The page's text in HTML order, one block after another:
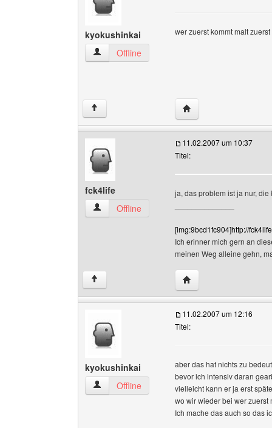
kyokushinkai
kyokushinkai Benutzer-Profile anzeigen
Offline
wer zuerst kommt malt zuerst
↑ Website dieses
fck4life
fck4life Benutzer-Profile anzeigen
Offline
11.02.2007 um 10:37
Titel:
ja, das problem ist ja nur,
[img:9bcd1fc904]http://
Ich erinner mich gern an
meinen Weg alleine gehn,
↑ Website dieses
kyokushinkai
kyokushinkai Benutzer-Profile anzeigen
Offline
11.02.2007 um 12:16
Titel:
aber das hat nichts zu
bevor ich intensiv daran
vielleicht kann er ja erst
wo wir wieder bei wer zuerst
Ich mache das auch so das